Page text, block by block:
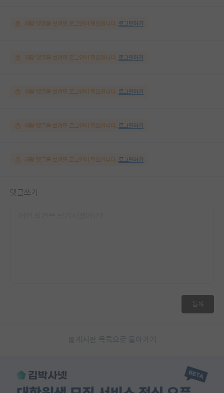
해당 댓글을 보려면 로그인이 필요합니다. 로그인하기
해당 댓글을 보려면 로그인이 필요합니다. 로그인하기
해당 댓글을 보려면 로그인이 필요합니다. 로그인하기
해당 댓글을 보려면 로그인이 필요합니다. 로그인하기
해당 댓글을 보려면 로그인이 필요합니다. 로그인하기
댓글쓰기
등록
게시판 목록으로 돌아가기